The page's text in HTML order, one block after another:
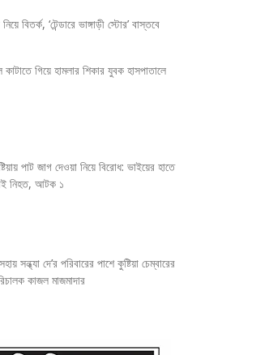
বিতর্ক, ‘টেন্ডারে ভাঙ্গাড়ী স্টোর’ বাস্তবে
কাটাতে গিয়ে হামলার শিকার যুবক হাসপাতালে
পাট জাগ দেওয়া নিয়ে বিরোধ: ভাইয়ের হাতে
নিহত, আটক ১
সন্ধ্যা দে’র পরিবারের পাশে কুষ্টিয়া চেম্বারের
কাজল মাজমাদার